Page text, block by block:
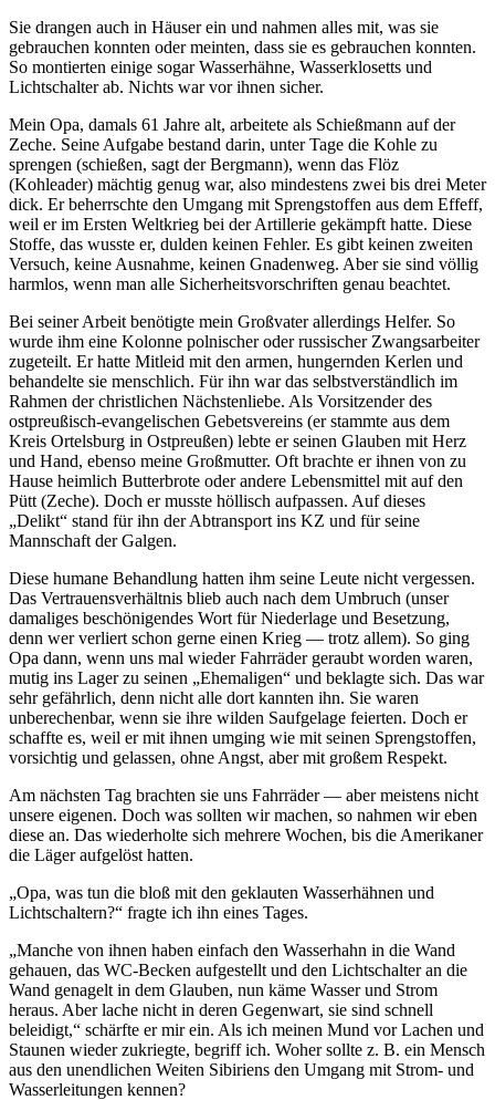
Sie drangen auch in Häuser ein und nahmen alles mit, was sie
gebrauchen konnten oder meinten, dass sie es gebrauchen konnten.
So montierten einige sogar Wasserhähne, Wasserklosetts und
Lichtschalter ab. Nichts war vor ihnen sicher.
Mein Opa, damals 61 Jahre alt, arbeitete als Schießmann auf der
Zeche. Seine Aufgabe bestand darin, unter Tage die Kohle zu
sprengen (schießen, sagt der Bergmann), wenn das Flöz
(Kohleader) mächtig genug war, also mindestens zwei bis drei Meter
dick. Er beherrschte den Umgang mit Sprengstoffen aus dem Effeff,
weil er im Ersten Weltkrieg bei der Artillerie gekämpft hatte. Diese
Stoffe, das wusste er, dulden keinen Fehler. Es gibt keinen zweiten
Versuch, keine Ausnahme, keinen Gnadenweg. Aber sie sind völlig
harmlos, wenn man alle Sicherheitsvorschriften genau beachtet.
Bei seiner Arbeit benötigte mein Großvater allerdings Helfer. So
wurde ihm eine Kolonne polnischer oder russischer Zwangsarbeiter
zugeteilt. Er hatte Mitleid mit den armen, hungernden Kerlen und
behandelte sie menschlich. Für ihn war das selbstverständlich im
Rahmen der christlichen Nächstenliebe. Als Vorsitzender des
ostpreußisch-evangelischen Gebetsvereins (er stammte aus dem
Kreis Ortelsburg in Ostpreußen) lebte er seinen Glauben mit Herz
und Hand, ebenso meine Großmutter. Oft brachte er ihnen von zu
Hause heimlich Butterbrote oder andere Lebensmittel mit auf den
Pütt (Zeche). Doch er musste höllisch aufpassen. Auf dieses
Delikt
stand für ihn der Abtransport ins KZ und für seine
Mannschaft der Galgen.
Diese humane Behandlung hatten ihm seine Leute nicht vergessen.
Das Vertrauensverhältnis blieb auch nach dem Umbruch (unser
damaliges beschönigendes Wort für Niederlage und Besetzung,
denn wer verliert schon gerne einen Krieg — trotz allem). So ging
Opa dann, wenn uns mal wieder Fahrräder geraubt worden waren,
mutig ins Lager zu seinen
Ehemaligen
und beklagte sich. Das war
sehr gefährlich, denn nicht alle dort kannten ihn. Sie waren
unberechenbar, wenn sie ihre wilden Saufgelage feierten. Doch er
schaffte es, weil er mit ihnen umging wie mit seinen Sprengstoffen,
vorsichtig und gelassen, ohne Angst, aber mit großem Respekt.
Am nächsten Tag brachten sie uns Fahrräder — aber meistens nicht
unsere eigenen. Doch was sollten wir machen, so nahmen wir eben
diese an. Das wiederholte sich mehrere Wochen, bis die Amerikaner
die Läger aufgelöst hatten.
Opa, was tun die bloß mit den geklauten Wasserhähnen und
Lichtschaltern?
fragte ich ihn eines Tages.
Manche von ihnen haben einfach den Wasserhahn in die Wand
gehauen, das WC-Becken aufgestellt und den Lichtschalter an die
Wand genagelt in dem Glauben, nun käme Wasser und Strom
heraus. Aber lache nicht in deren Gegenwart, sie sind schnell
beleidigt,
schärfte er mir ein. Als ich meinen Mund vor Lachen und
Staunen wieder zukriegte, begriff ich. Woher sollte z. B. ein Mensch
aus den unendlichen Weiten Sibiriens den Umgang mit Strom- und
Wasserleitungen kennen?